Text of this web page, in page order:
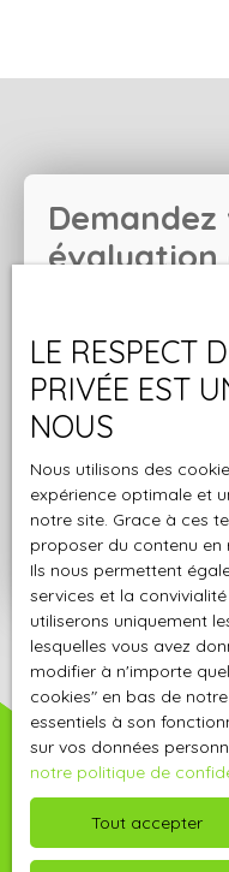
Spécialistes de la
estimation en ligne
votre évaluation
Adresse de
LE RESPECT
PRIVÉE EST
NOUS
Nous utilisons des
expérience optimale et
notre site. Grace à ces
proposer du contenu
Ils nous permettent
services et la
utiliserons uniquement
lesquelles vous avez
modifier à n'importe
cookies″ en bas de
essentiels à son
sur vos données
notre politique de
Tout accepter